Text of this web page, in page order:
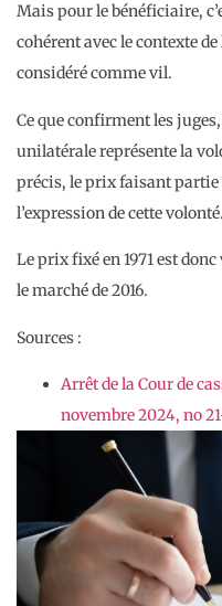
Mais pour le bénéficiaire,
cohérent avec le contexte
considéré comme vil.
Ce que confirment les
unilatérale représente la
précis, le prix faisant partie
l’expression de cette volonté.
Le prix fixé en 1971 est
le marché de 2016.
Sources :
Arrêt de la Cour de
novembre 2024, no